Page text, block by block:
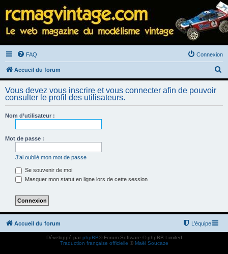
FAQ Connexion
Accueil du forum
e
h
Vous devez vous inscrire et vous connecter afin de pouvoir
consulter le profil des utilisateurs.
Nom d’utilisateur :
Mot de passe :
J’ai oublié mon mot de passe
Se souvenir de moi
Masquer mon statut en ligne lors de cette session
Accueil du forum L’équipe
Développé par phpBB® Forum Software © phpBB Limited
Traduction française officielle © Maël Soucaze